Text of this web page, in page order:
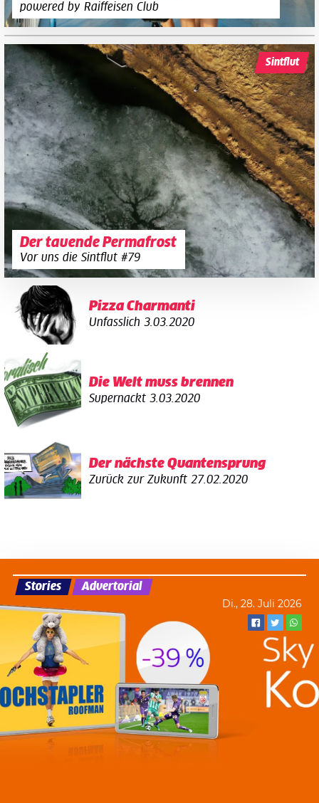
powered by Raiffeisen Club
Der tauende Permafrost
Vor uns die Sintflut #79
Sintflut
Pizza Charmanti
Unfasslich 3.03.2020
Die Welt muss brennen
Supernackt 3.03.2020
Der nächste Quantensprung
Zurück zur Zukunft 27.02.2020
Stories Advertorial
Di., 28. Juli 2026